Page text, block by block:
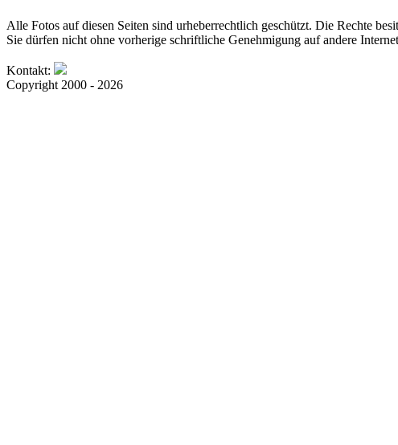
Alle Fotos auf diesen Seiten sind urheberrechtlich geschützt. Die Rechte
Sie dürfen nicht ohne vorherige schriftliche Genehmigung auf andere
Kontakt:
Copyright 2000 - 2026